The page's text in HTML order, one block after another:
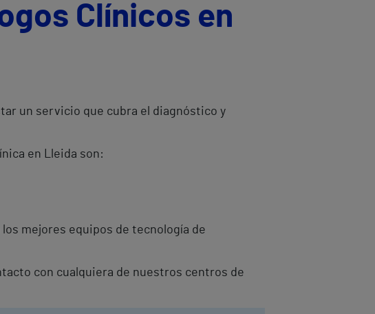
Clínicos en
un servicio que cubra el diagnóstico y
en Lleida son:
mejores equipos de tecnología de
con cualquiera de nuestros centros de